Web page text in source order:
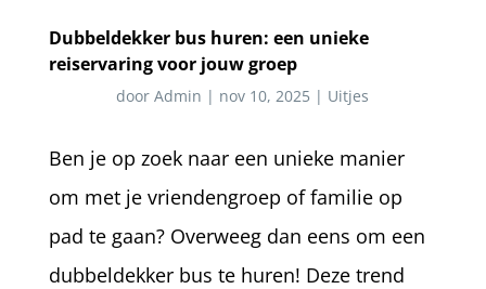
Dubbeldekker bus huren: een unieke
reiservaring voor jouw groep
doorAdmin | nov 10, 2025 | Uitjes
Ben je op zoek naar een unieke manier
om met je vriendengroep of familie op
pad te gaan? Overweeg dan eens om een
dubbeldekker bus te huren! Deze trend